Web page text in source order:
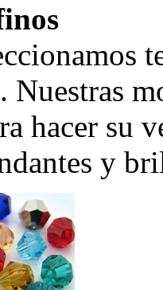
Nuestras
hacer su
y